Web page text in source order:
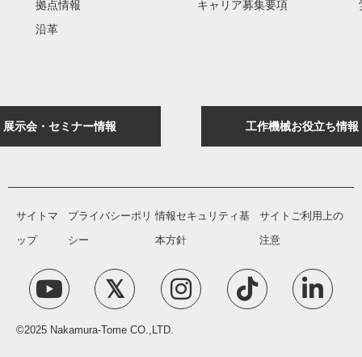
拠点情報
沿革
キャリア募集要項
展示会・セミナー情報 工作機械お役立ち情報
サイトマ
ップ
プライバシーポリ
シー
情報セキュリティ基
本方針
サイトご利用上の
注意
©2025 Nakamura-Tome CO.,LTD.